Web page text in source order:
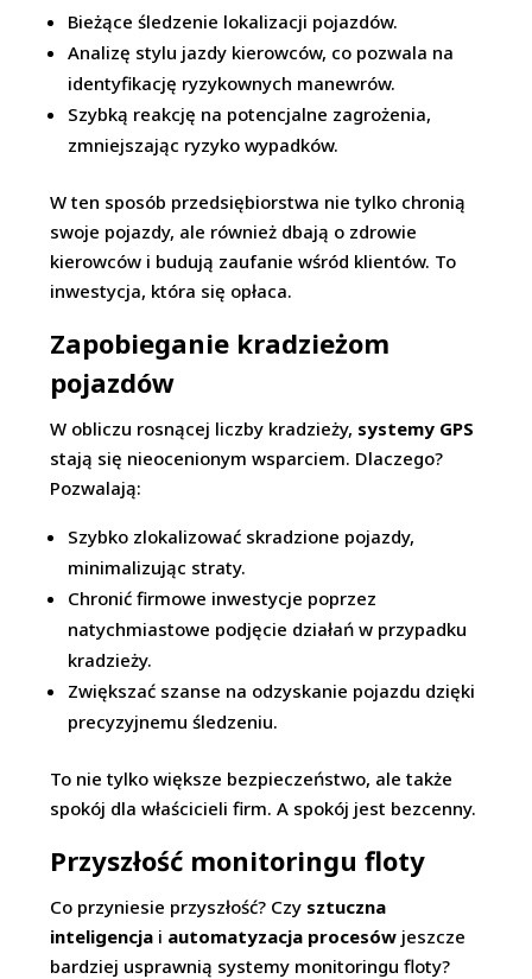
Bieżące śledzenie lokalizacji pojazdów.
Analizę stylu jazdy kierowców, co pozwala na
identyfikację ryzykownych manewrów.
Szybką reakcję na potencjalne zagrożenia,
zmniejszając ryzyko wypadków.
W ten sposób przedsiębiorstwa nie tylko chronią
swoje pojazdy, ale również dbają o zdrowie
kierowców i budują zaufanie wśród klientów. To
inwestycja, która się opłaca.
Zapobieganie kradzieżom
pojazdów
W obliczu rosnącej liczby kradzieży, systemy GPS
stają się nieocenionym wsparciem. Dlaczego?
Pozwalają:
Szybko zlokalizować skradzione pojazdy,
minimalizując straty.
Chronić firmowe inwestycje poprzez
natychmiastowe podjęcie działań w przypadku
kradzieży.
Zwiększać szanse na odzyskanie pojazdu dzięki
precyzyjnemu śledzeniu.
To nie tylko większe bezpieczeństwo, ale także
spokój dla właścicieli firm. A spokój jest bezcenny.
Przyszłość monitoringu floty
Co przyniesie przyszłość? Czy sztuczna
inteligencja i automatyzacja procesów jeszcze
bardziej usprawnią systemy monitoringu floty?